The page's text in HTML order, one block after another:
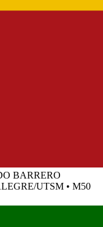
BARRERO
UTSM • M50